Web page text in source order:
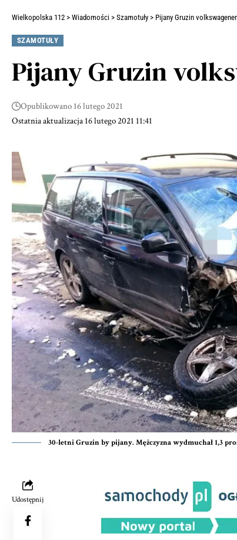
Wielkopolska 112 > Wiadomości > Szamotuły > Pijany Gruzin
SZAMOTUŁY
Pijany Gruzin
Ostatnia aktualizacja 16 lutego 2021 11:41
Opublikowano 16 lutego 2021
30-letni Gruzin by pijany. Mężczyzna wydmuchał 1,3
Udostępnij